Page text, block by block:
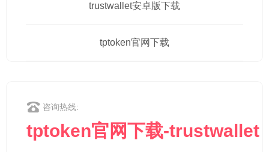
trustwallet安卓版下载
tptoken官网下载
咨询热线:
tptoken官网下载-trustwallet